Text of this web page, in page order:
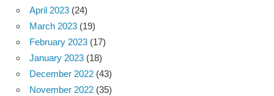
April 2023 (24)
March 2023 (19)
February 2023 (17)
January 2023 (18)
December 2022 (43)
November 2022 (35)